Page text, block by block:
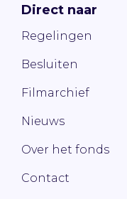
Direct naar
Regelingen
Besluiten
Filmarchief
Nieuws
Over het fonds
Contact